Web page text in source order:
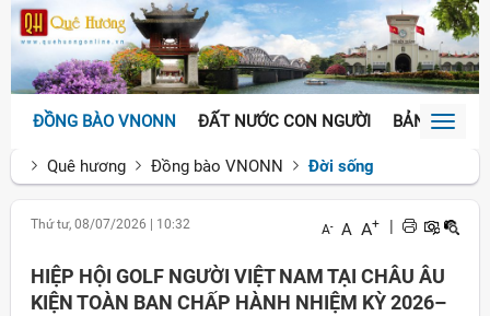
ĐỒNG BÀO VNONN ĐẤT NƯỚC CON NGƯỜI BẢN SẮCToggle
Quê hương
Đồng bào VNONN Đời sống
Thứ tư, 08/07/2026 10:32 A- A A+
HIỆP HỘI GOLF NGƯỜI VIỆT NAM TẠI CHÂU ÂU
KIỆN TOÀN BAN CHẤP HÀNH NHIỆM KỲ 2026–